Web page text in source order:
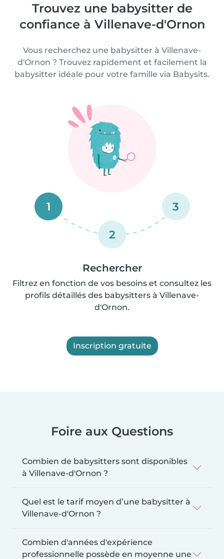
Trouvez une babysitter de
confiance à Villenave-d'Ornon
Vous recherchez une babysitter à Villenave-
d'Ornon ? Trouvez rapidement et facilement la
babysitter idéale pour votre famille via Babysits.
1
2
3
Rechercher
Filtrez en fonction de vos besoins et consultez les
profils détaillés des babysitters à Villenave-
d'Ornon.
Inscription gratuite
Foire aux Questions
Combien de babysitters sont disponibles
à Villenave-d'Ornon ?
Quel est le tarif moyen d’une babysitter à
Villenave-d'Ornon ?
Combien d'années d'expérience
professionnelle possède en moyenne une